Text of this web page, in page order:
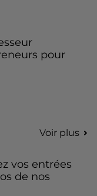
pour
Voir plus
vos entrées
de nos